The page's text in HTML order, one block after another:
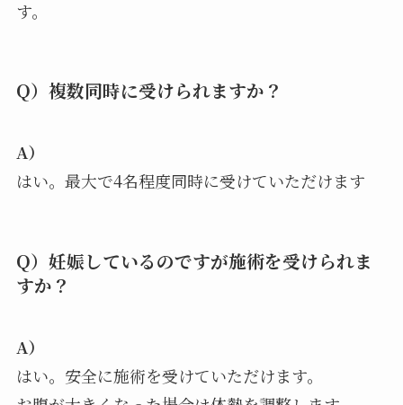
す。
Q）複数同時に受けられますか？
A）
はい。最大で4名程度同時に受けていただけます
Q）妊娠しているのですが施術を受けられま
すか？
A）
はい。安全に施術を受けていただけます。